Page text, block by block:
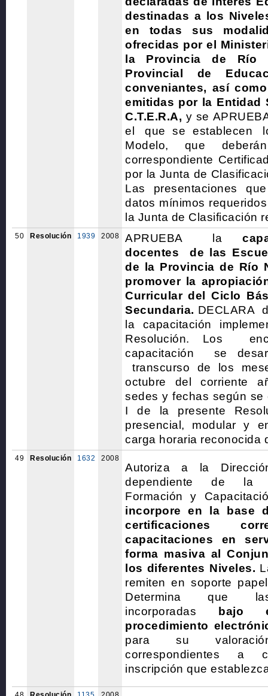
destinadas a los
en todas sus
ofrecidas por el
la Provincia de Río
Provincial de
conveniantes, así
emitidas por la Entidad
C.T.E.R.A, y se
el que se establecen
Modelo, que
correspondiente
por la Junta de
Las presentaciones
datos mínimos
la Junta de Clasificación
50 Resolución 1939 2008 APRUEBA la
docentes de las
de la Provincia de Río
promover la
Curricular del Ciclo
Secundaria. DECLARA
la capacitación
Resolución. Los
capacitación se
transcurso de los
octubre del corriente
sedes y fechas según se
I de la presente
presencial, modular y
carga horaria reconocida
49 Resolución 1632 2008
Autoriza a la
dependiente de la
Formación y
incorpore en la base
certificaciones
capacitaciones en
forma masiva al
los diferentes Niveles.
remiten en soporte
Determina que las
incorporadas
bajo
procedimiento
para su
correspondientes a
inscripción que